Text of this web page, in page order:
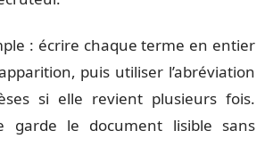
: écrire chaque terme en entier
puis utiliser l’abréviation
si elle revient plusieurs fois.
garde le document lisible sans